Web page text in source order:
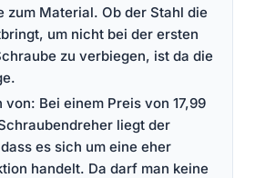
zum Material. Ob der Stahl die
um nicht bei der ersten
zu verbiegen, ist da die
Bei einem Preis von 17,99
liegt der
es sich um eine eher
handelt. Da darf man keine